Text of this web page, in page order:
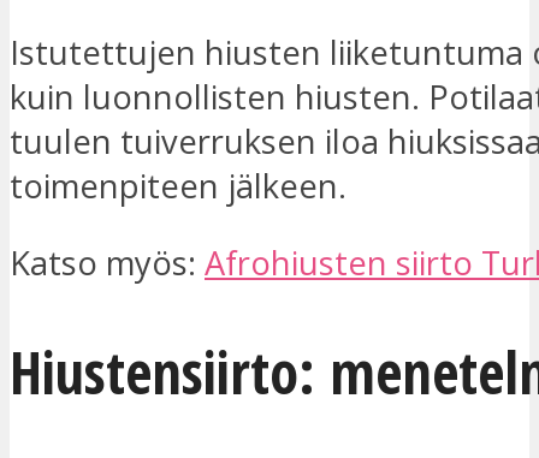
Istutettujen hiusten liiketuntuma
kuin luonnollisten hiusten.
tuulen tuiverruksen iloa
toimenpiteen jälkeen.
Katso myös: Afrohiusten siirto
Hiustensiirto: